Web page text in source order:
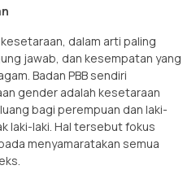
dalam arti paling
jawab, dan kesempatan yang
Badan PBB sendiri
gender adalah kesetaraan
bagi perempuan dan laki-
laki-laki. Hal tersebut fokus
menyamaratakan semua